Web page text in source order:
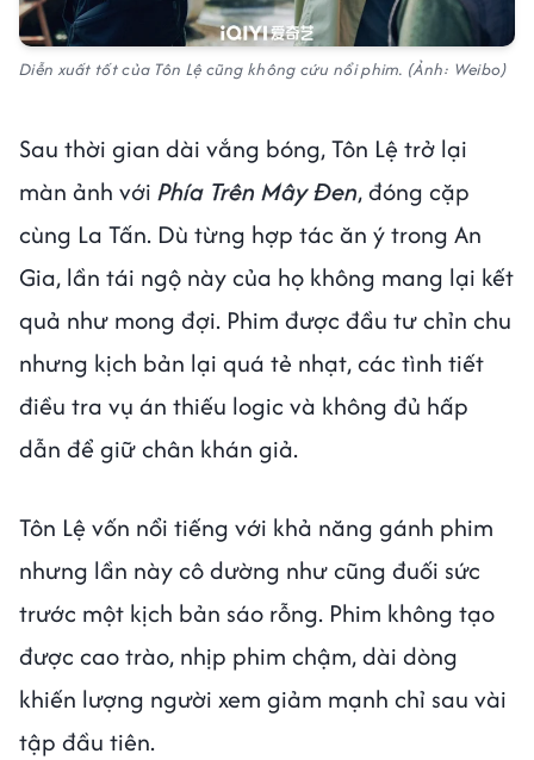
Diễn xuất tốt của Tôn Lệ cũng không cứu nổi phim. (Ảnh: Weibo)
Sau thời gian dài vắng bóng, Tôn Lệ trở lại
màn ảnh với Phía Trên Mây Đen, đóng cặp
cùng La Tấn. Dù từng hợp tác ăn ý trong An
Gia, lần tái ngộ này của họ không mang lại kết
quả như mong đợi. Phim được đầu tư chỉn chu
nhưng kịch bản lại quá tẻ nhạt, các tình tiết
điều tra vụ án thiếu logic và không đủ hấp
dẫn để giữ chân khán giả.
Tôn Lệ vốn nổi tiếng với khả năng gánh phim
nhưng lần này cô dường như cũng đuối sức
trước một kịch bản sáo rỗng. Phim không tạo
được cao trào, nhịp phim chậm, dài dòng
khiến lượng người xem giảm mạnh chỉ sau vài
tập đầu tiên.